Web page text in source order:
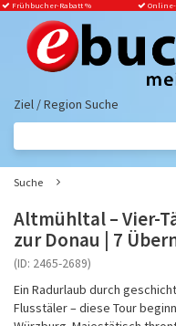
Frühbucher-Rabatt% Online-
Ziel / Region Suche
Suche
Altmühltal – Vier-
zur Donau | 7
(ID: 2465-2689)
Ein Radurlaub durch
Flusstäler – diese Tour